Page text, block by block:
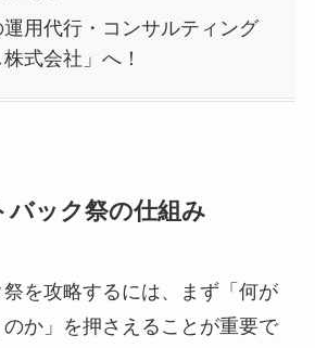
用代行・コンサルティング
式会社」へ！
バック祭の仕組み
を攻略するには、まず「何が
か」を押さえることが重要で